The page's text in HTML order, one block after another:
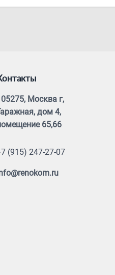
Москва г,
дом 4,
65,66
(915) 247-27-07